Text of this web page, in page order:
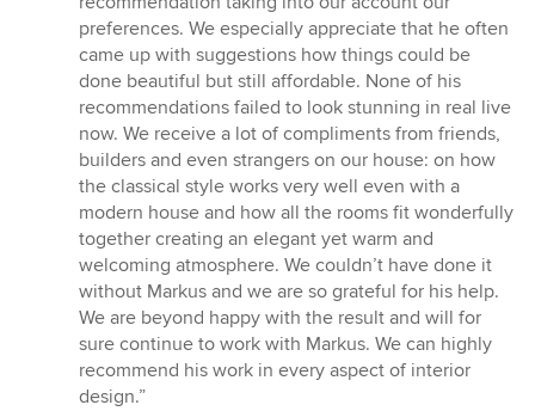
preferences. We especially appreciate that he often
came up with suggestions how things could be
done beautiful but still affordable. None of his
recommendations failed to look stunning in real live
now. We receive a lot of compliments from friends,
builders and even strangers on our house: on how
the classical style works very well even with a
modern house and how all the rooms fit wonderfully
together creating an elegant yet warm and
welcoming atmosphere. We couldn’t have done it
without Markus and we are so grateful for his help.
We are beyond happy with the result and will for
sure continue to work with Markus. We can highly
recommend his work in every aspect of interior
design.”